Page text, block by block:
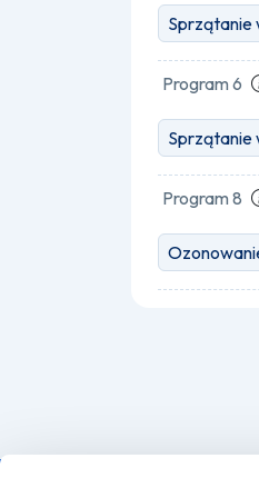
Sprzątanie
Program 6
Sprzątanie
Program 8